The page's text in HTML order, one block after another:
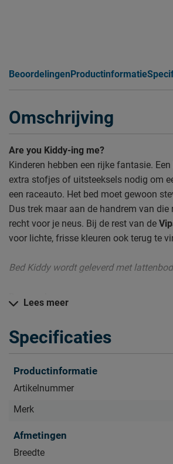
Beoordelingen Productinformatie
Omschrijving
Are you Kiddy-ing me?
Kinderen hebben een rijke fantasie.
extra stofjes of uitsteeksels nodig om
een raceauto. Het bed moet gewoon
Dus trek maar aan de handrem van
recht voor je neus. Bij de rest van de
voor lichte, frisse kleuren ook terug te
Bed Kiddy wordt geleverd met
Daarom kopen
Een hele serie met dezelfde stijl
Zo blijft Bed Kiddy lang mooi (en
Lees meer
Specificaties
Productinformatie
Artikelnummer
Merk
Afmetingen
Breedte